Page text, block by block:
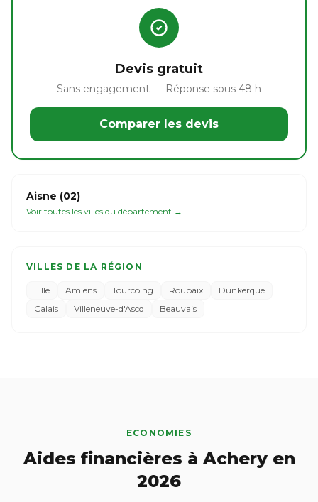
Devis gratuit
Sans engagement — Réponse sous 48 h
Comparer les devis
Aisne (02)
Voir toutes les villes du département →
VILLES DE LA RÉGION
Lille Amiens Tourcoing Roubaix
Dunkerque
Calais
Villeneuve-d'Ascq Beauvais
ECONOMIES
Aides financières à Achery en
2026